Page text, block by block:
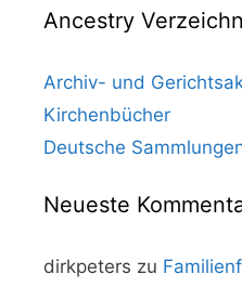
Ancestry
Archiv- und
Kirchenbücher
Deutsche
Neueste
dirkpeters zu